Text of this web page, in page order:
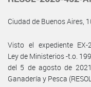
Ciudad de Buenos Aires,
Visto el expediente EX-
Ley de Ministerios -t.o.
del 5 de agosto de
Ganadería y Pesca